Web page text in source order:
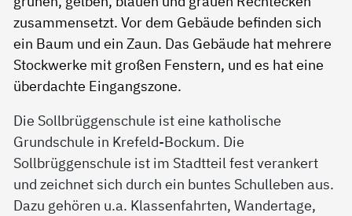
Die Sollbrüggenschule ist eine katholische
Grundschule in Krefeld-Bockum. Die
Sollbrüggenschule ist im Stadtteil fest verankert
und zeichnet sich durch ein buntes Schulleben aus.
Dazu gehören u.a. Klassenfahrten, Wandertage,